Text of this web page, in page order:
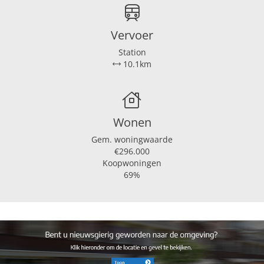
Vervoer
Station
10.1km
Wonen
Gem. woningwaarde
€296.000
Koopwoningen
69%